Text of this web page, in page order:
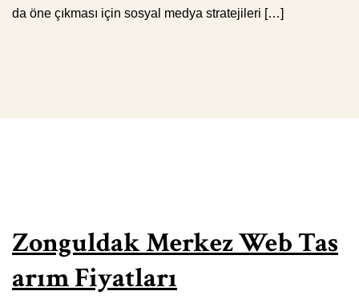
da öne çıkması için sosyal medya stratejileri […]
Zonguldak Merkez Web Tas
arım Fiyatları